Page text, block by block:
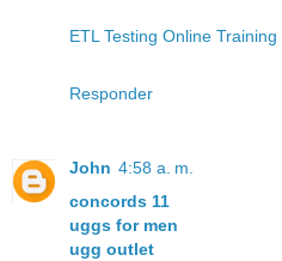
ETL Testing Online Training
Responder
John 4:58 a. m.
concords 11
uggs for men
ugg outlet